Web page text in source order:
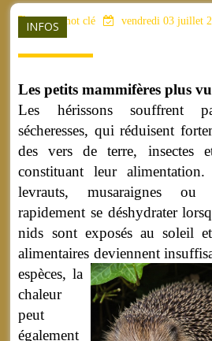
INFOS
aucun mot clé vendredi 03 juillet
Les petits mammifères plus
Les hérissons souffrent
sécheresses, qui réduisent
des vers de terre, insectes
constituant leur
levrauts, musaraignes ou
rapidement se déshydrater
nids sont exposés au soleil
alimentaires deviennent
espèces, la
chaleur
peut
également